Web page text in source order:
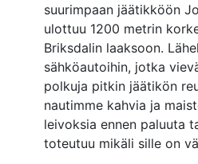
suurimpaan jäätikköön
ulottuu 1200 metrin
Briksdalin laaksoon.
sähköautoihin, jotka
polkuja pitkin jäätikön
nautimme kahvia ja
leivoksia ennen paluuta
toteutuu mikäli sille on